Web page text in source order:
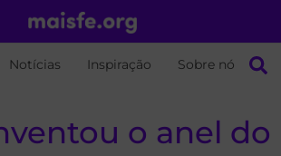
Notícias Inspiração Sobre nós
o anel do